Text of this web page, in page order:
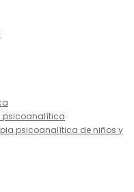
psicoanalítica
psicoanalítica de niños y